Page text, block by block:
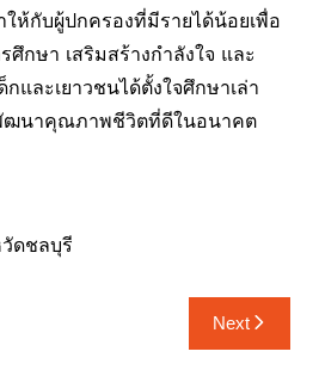
ห้กับผู้ปกครองที่มีรายได้น้อยเพื่อ
กษา เสริมสร้างกำลังใจ และ
กและเยาวชนได้ตั้งใจศึกษาเล่า
ฒนาคุณภาพชีวิตที่ดีในอนาคต
ดชลบุรี
Next